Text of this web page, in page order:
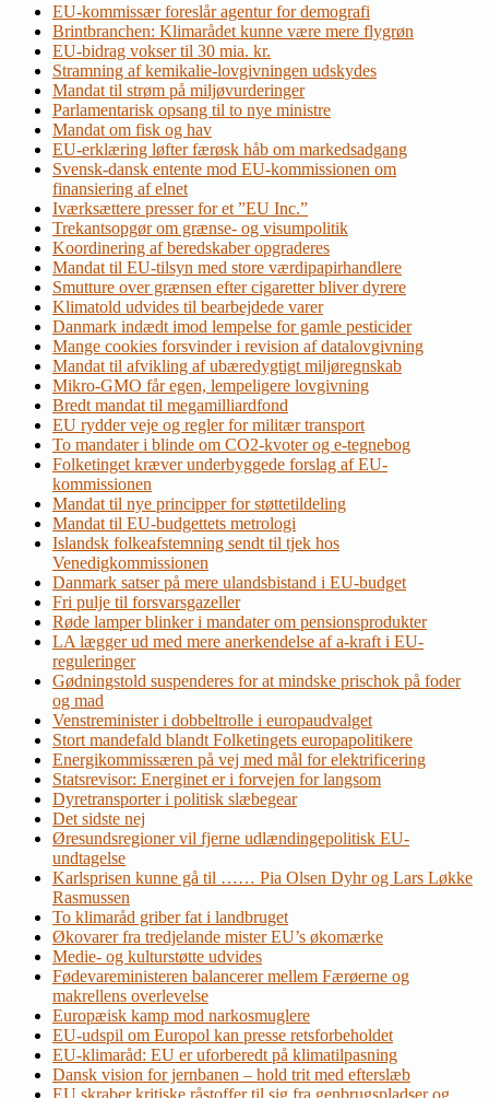
EU-kommissær foreslår agentur for demografi
Brintbranchen: Klimarådet kunne være mere flygrøn
EU-bidrag vokser til 30 mia. kr.
Stramning af kemikalie-lovgivningen udskydes
Mandat til strøm på miljøvurderinger
Parlamentarisk opsang til to nye ministre
Mandat om fisk og hav
EU-erklæring løfter færøsk håb om markedsadgang
Svensk-dansk entente mod EU-kommissionen om
finansiering af elnet
Iværksættere presser for et ”EU Inc.”
Trekantsopgør om grænse- og visumpolitik
Koordinering af beredskaber opgraderes
Mandat til EU-tilsyn med store værdipapirhandlere
Smutture over grænsen efter cigaretter bliver dyrere
Klimatold udvides til bearbejdede varer
Danmark indædt imod lempelse for gamle pesticider
Mange cookies forsvinder i revision af datalovgivning
Mandat til afvikling af ubæredygtigt miljøregnskab
Mikro-GMO får egen, lempeligere lovgivning
Bredt mandat til megamilliardfond
EU rydder veje og regler for militær transport
To mandater i blinde om CO2-kvoter og e-tegnebog
Folketinget kræver underbyggede forslag af EU-
kommissionen
Mandat til nye principper for støttetildeling
Mandat til EU-budgettets metrologi
Islandsk folkeafstemning sendt til tjek hos
Venedigkommissionen
Danmark satser på mere ulandsbistand i EU-budget
Fri pulje til forsvarsgazeller
Røde lamper blinker i mandater om pensionsprodukter
LA lægger ud med mere anerkendelse af a-kraft i EU-
reguleringer
Gødningstold suspenderes for at mindske prischok på foder
og mad
Venstreminister i dobbeltrolle i europaudvalget
Stort mandefald blandt Folketingets europapolitikere
Energikommissæren på vej med mål for elektrificering
Statsrevisor: Energinet er i forvejen for langsom
Dyretransporter i politisk slæbegear
Det sidste nej
Øresundsregioner vil fjerne udlændingepolitisk EU-
undtagelse
Karlsprisen kunne gå til …… Pia Olsen Dyhr og Lars Løkke
Rasmussen
To klimaråd griber fat i landbruget
Økovarer fra tredjelande mister EU’s økomærke
Medie- og kulturstøtte udvides
Fødevareministeren balancerer mellem Færøerne og
makrellens overlevelse
Europæisk kamp mod narkosmuglere
EU-udspil om Europol kan presse retsforbeholdet
EU-klimaråd: EU er uforberedt på klimatilpasning
Dansk vision for jernbanen – hold trit med efterslæb
EU skraber kritiske råstoffer til sig fra genbrugspladser og